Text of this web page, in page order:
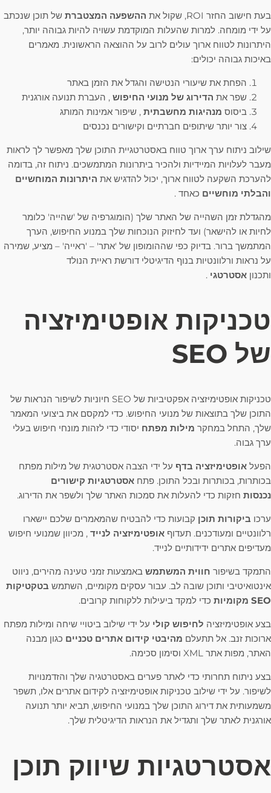
בעת חישוב החזר ROI, שקול את ההשפעה המצטברת של תוכן שנכתב
על ידי מומחה. למרות שהעלות המוקדמת עשויה להיות גבוהה יותר,
היתרונות לטווח ארוך עולים לרוב על ההוצאה הראשונית. מאמרים
באיכות גבוהה יכולים:
הפחת את שיעורי הנטישה והגדל את הזמן באתר
שפר את הדירוג של מנועי החיפוש , העברת תנועה אורגנית
ביסוס מנהיגות מחשבתית , שיפור אמינות המותג
צור יותר שיתופים חברתיים וקישורים נכנסים
שילוב ניתוח ערך ארוך טווח באסטרטגיית התוכן שלך מאפשר לך לראות
מעבר לעלויות המיידיות ולהכיר ביתרונות המתמשכים. ניתוח זה, בדומה
להערכת השקעה לטווח ארוך, יכול להדגיש את היתרונות המוחשיים
והבלתי מוחשיים כאחד .
מהגדלת זמן השהייה של האתר שלך (הומוגרפיה של 'שהייה' כלומר
לחיות או להישאר) ועד לחיזוק הנוכחות שלך במנוע החיפוש, הערך
המתמשך ברור. בדיוק כפי שההומופון של 'אתר' – 'ראייה' – מציע, שמירה
על נראות ורלוונטיות בנוף הדיגיטלי דורשת ראיית הנולד
ותכנון אסטרטגי .
טכניקות אופטימיזציה
של SEO
טכניקות אופטימיזציה אפקטיביות של SEO חיוניות לשיפור הנראות של
התוכן שלך בתוצאות של מנועי החיפוש. כדי למקסם את ביצועי המאמר
שלך, התחל במחקר מילות מפתח יסודי כדי לזהות מונחי חיפוש בעלי
ערך גבוה.
הפעל אופטימיזציה בדף על ידי הצבה אסטרטגית של מילות מפתח
בכותרות, בכותרות ובכל התוכן. פתח אסטרטגיות קישורים
נכנסות חזקות כדי להעלות את סמכות האתר שלך ולשפר את הדירוג.
ערכו ביקורות תוכן קבועות כדי להבטיח שהמאמרים שלכם יישארו
רלוונטיים ומעודכנים. תעדוף אופטימיזציה לנייד , מכיוון שמנועי חיפוש
מעדיפים אתרים ידידותיים לנייד.
התמקד בשיפור חווית המשתמש באמצעות זמני טעינה מהירים, ניווט
אינטואיטיבי ותוכן שובה לב. עבור עסקים מקומיים, השתמש בטקטיקות
SEO מקומיות
כדי למקד ביעילות ללקוחות קרובים.
בצע אופטימיזציה לחיפוש קולי על ידי שילוב ביטויי שיחה ומילות מפתח
ארוכות זנב. אל תתעלם מהיבטי קידום אתרים טכניים כגון מבנה
האתר, מפות אתר XML וסימון סכימה.
בצע ניתוח תחרותי כדי לאתר פערים באסטרטגיה שלך והזדמנויות
לשיפור. על ידי שילוב טכניקות אופטימיזציה לקידום אתרים אלו, תשפר
משמעותית את דירוג התוכן שלך במנועי החיפוש, תביא יותר תנועה
אורגנית לאתר שלך ותגדיל את הנראות הדיגיטלית שלך.
אסטרטגיות שיווק תוכן